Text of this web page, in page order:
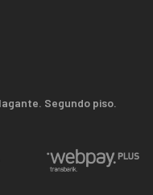
Segundo piso.